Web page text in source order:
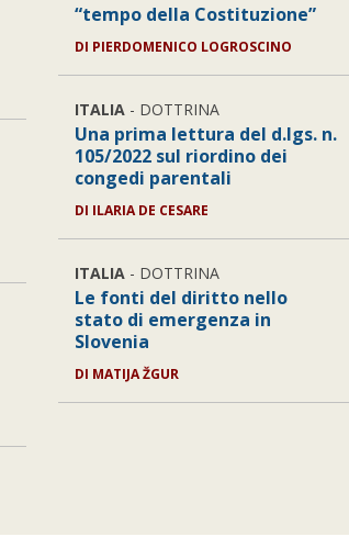
“tempo della Costituzione”
DI PIERDOMENICO LOGROSCINO
ITALIA - DOTTRINA
Una prima lettura del d.lgs. n.
105/2022 sul riordino dei
congedi parentali
DI ILARIA DE CESARE
ITALIA - DOTTRINA
Le fonti del diritto nello
stato di emergenza in
Slovenia
DI MATIJA ŽGUR